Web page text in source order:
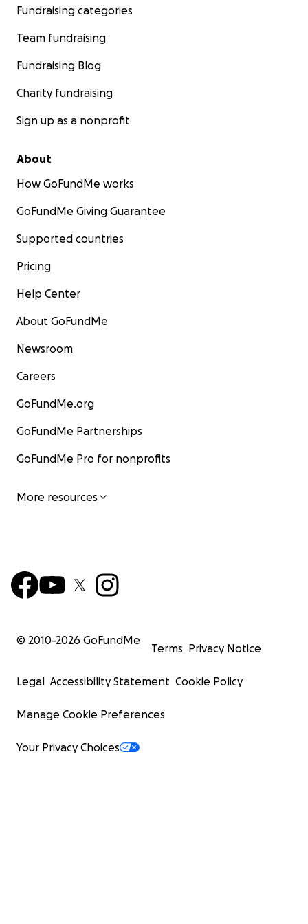
Fundraising categories
Team fundraising
Fundraising Blog
Charity fundraising
Sign up as a nonprofit
About
How GoFundMe works
GoFundMe Giving Guarantee
Supported countries
Pricing
Help Center
About GoFundMe
Newsroom
Careers
GoFundMe.org
GoFundMe Partnerships
GoFundMe Pro for nonprofits
More resources
© 2010-2026 GoFundMe
Terms Privacy Notice
Legal Accessibility Statement Cookie Policy
Manage Cookie Preferences
Your Privacy Choices